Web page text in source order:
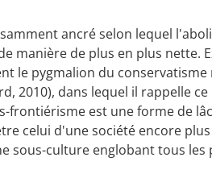
ancré selon lequel
manière de plus en plus nette.
le pygmalion du
2010), dans lequel il rappelle
frontiérisme est une forme de
celui d'une société encore
sous-culture englobant tous